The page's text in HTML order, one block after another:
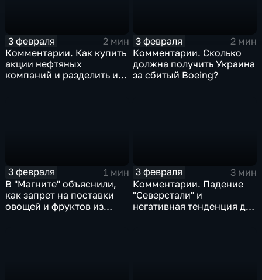
3 февраля
2 мин
Комментарии. Как купить
акции нефтяных
компаний и разделить их
3 февраля
2 мин
Комментарии. Сколько
должна получить Украина
за сбитый Boeing?
3 февраля
1 мин
В "Магните" объяснили,
как запрет на поставки
овощей и фруктов из
3 февраля
3 мин
Комментарии. Падение
"Северстали" и
негативная тенденция для